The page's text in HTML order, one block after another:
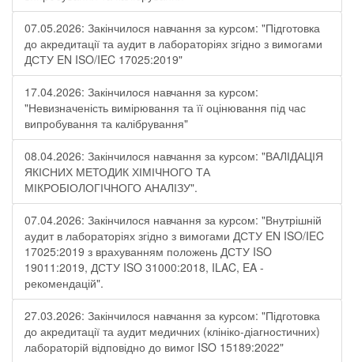
07.05.2026: Закінчилося навчання за курсом: "Підготовка
до акредитації та аудит в лабораторіях згідно з вимогами
ДСТУ EN ISO/IEC 17025:2019"
17.04.2026: Закінчилося навчання за курсом:
"Невизначеність вимірювання та її оцінювання під час
випробування та калібрування"
08.04.2026: Закінчилося навчання за курсом: "ВАЛІДАЦІЯ
ЯКІСНИХ МЕТОДИК ХІМІЧНОГО ТА
МІКРОБІОЛОГІЧНОГО АНАЛІЗУ".
07.04.2026: Закінчилося навчання за курсом: "Внутрішній
аудит в лабораторіях згідно з вимогами ДСТУ EN ISO/IEC
17025:2019 з врахуванням положень ДСТУ ISO
19011:2019, ДСТУ ISO 31000:2018, ILAC, EA -
рекомендацій".
27.03.2026: Закінчилося навчання за курсом: "Підготовка
до акредитації та аудит медичних (клініко-діагностичних)
лабораторій відповідно до вимог ISO 15189:2022"